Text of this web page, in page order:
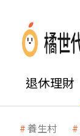
退休理財
養生村